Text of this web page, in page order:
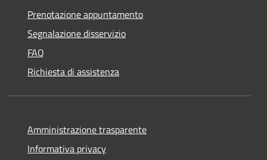
Prenotazione appuntamento
Segnalazione disservizio
FAQ
Richiesta di assistenza
Amministrazione trasparente
Informativa privacy